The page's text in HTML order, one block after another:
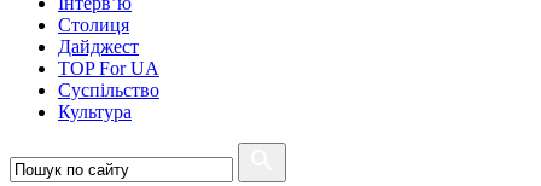
Столиця
Дайджест
TOP For UA
Суспiльство
Культура